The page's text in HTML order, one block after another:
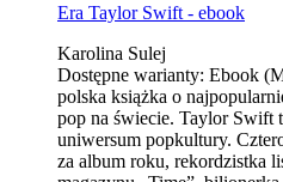
Era Taylor Swift - ebook
Karolina Sulej
Dostępne warianty: Ebook
polska książka o
pop na świecie. Taylor Swift
uniwersum popkultury.
za album roku, rekordzistka